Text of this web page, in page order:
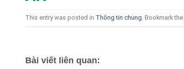
This entry was posted in Thông tin chung . Bookmark the
Bài viết liên quan: